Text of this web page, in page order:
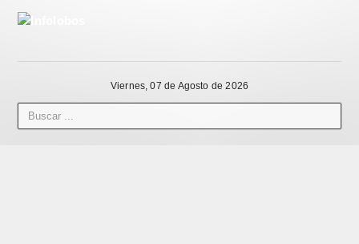
Viernes, 07 de Agosto de 2026